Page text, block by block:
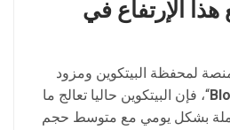
هذا الإرتفاع في
لمحفظة البيتكوين ومزود
“، فإن البيتكوين حاليا تعالج ما
300،000 معاملة بشكل يومي مع متوسط حجم